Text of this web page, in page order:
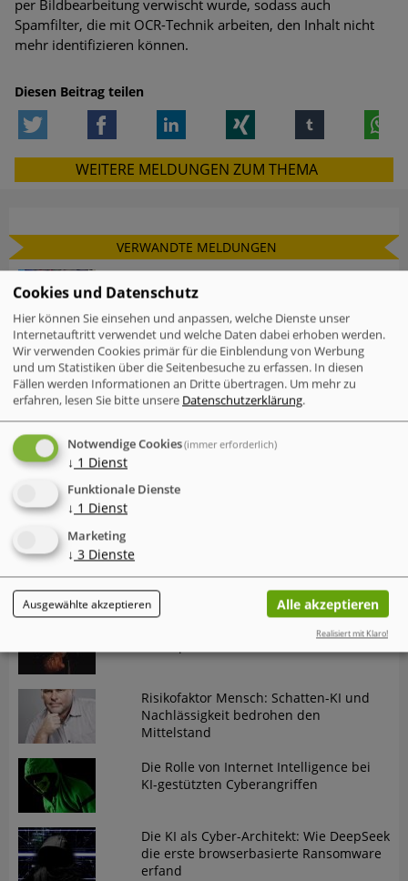
Aktuelle Phishing-Kampagnen mit großen Markennamen –
Amazon hat nun reagiert
Fake-Unternehmensprofile auf LinkedIn: Unternehmen und
Nutzer im Visier der Datendiebe
per Bildbearbeitung verwischt wurde, sodass auch
Spamfilter, die mit OCR-Technik arbeiten, den Inhalt nicht
mehr identifizieren können.
Diesen Beitrag teilen
Facebook LinkedIn tumblr
WEITERE MELDUNGEN ZUM THEMA
VERWANDTE MELDUNGEN
Report Q2 2026
Mac-Nutzer sind häufiger von
Cyberattacken betroffen als Windows-
Nutzer
IT-Probleme im Einzelhandel - Warum
entscheidend sind
Der neue Cyber Risk Report 2026 von
von Check Point dokumentiert einen
gefährlichen Trend in der
Cybersicherheit
Omnissa-Analyse "State of Digital
Risikofaktor Mensch: Schatten-KI und
Nachlässigkeit bedrohen den
Mittelstand
Die Rolle von Internet Intelligence bei
KI-gestützten Cyberangriffen
Die KI als Cyber-Architekt: Wie DeepSeek
die erste browserbasierte Ransomware
erfand
Cookies und Datenschutz
Hier können Sie einsehen und anpassen, welche Dienste unser
Internetauftritt verwendet und welche Daten dabei erhoben werden.
Wir verwenden Cookies primär für die Einblendung von Werbung
und um Statistiken über die Seitenbesuche zu erfassen. In diesen
Fällen werden Informationen an Dritte übertragen. Um mehr zu
erfahren, lesen Sie bitte unsere Datenschutzerklärung.
Notwendige Cookies(immer erforderlich)
↓ 1 Dienst
Funktionale Dienste
↓ 1 Dienst
Marketing
↓ 3 Dienste
Ausgewählte akzeptieren Alle akzeptieren
Realisiert mit Klaro!